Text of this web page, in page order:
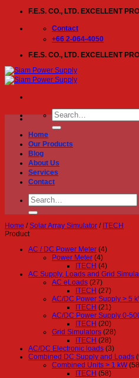
content
F.E.S. CO., LTD. EXCELLENT
Contact
+66 2-064-4050
F.E.S. CO., LTD. EXCELLENT
Search
for:
Home
Our Products
Blog
About Us
Services
Contact
Search
for:
Home / Solar Array Simulator / ITECH
Product
AC / DC Power Meter (4)
Power Meter (4)
ITECH (4)
AC Supply, Loads and Grid
AC eLoads (27)
ITECH (27)
AC/DC Power Supply > 5
ITECH (21)
AC/DC Power Supply 0-
ITECH (20)
Grid Simulators (28)
ITECH (28)
AC/DC Electronic loads (3)
Combined DC Supply and Loads
Combined Units > 1 kW
ITECH (58)